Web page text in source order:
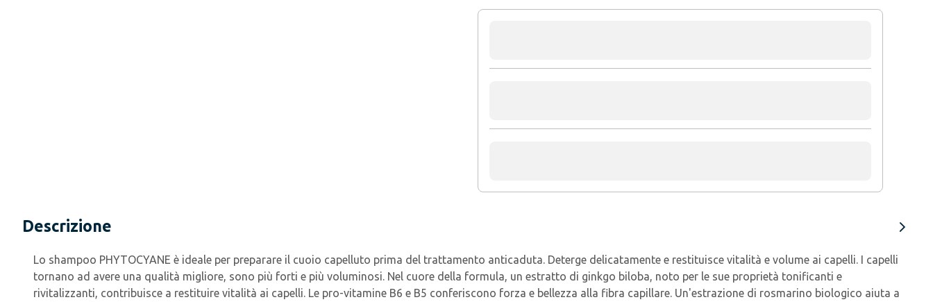
Descrizione
Lo shampoo PHYTOCYANE è ideale per preparare il cuoio capelluto prima del trattamento anticaduta. Deterge delicatamente e restituisce vitalità e volume ai capelli. I capelli
tornano ad avere una qualità migliore, sono più forti e più voluminosi. Nel cuore della formula, un estratto di ginkgo biloba, noto per le sue proprietà tonificanti e
rivitalizzanti, contribuisce a restituire vitalità ai capelli. Le pro-vitamine B6 e B5 conferiscono forza e bellezza alla fibra capillare. Un'estrazione di rosmarino biologico aiuta a